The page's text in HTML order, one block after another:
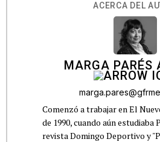
ACERCA DEL
MARGA PARÉS
Comenzó a trabajar en El
de 1990, cuando aún estudiaba
revista Domingo Deportivo y